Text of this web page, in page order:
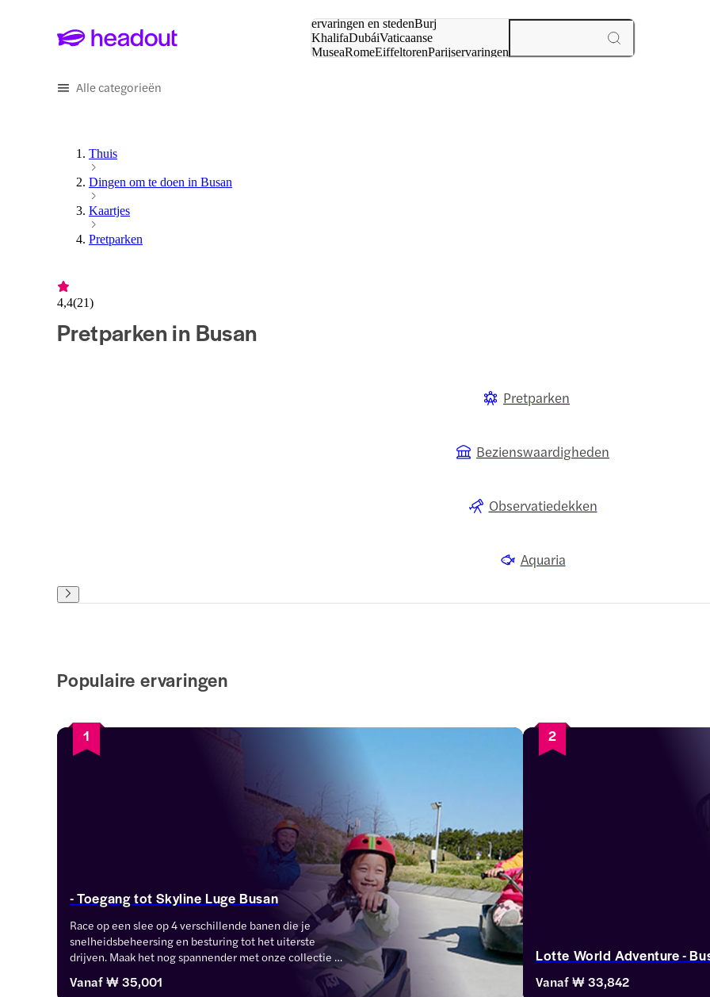
ervaringen en stedenBurj
KhalifaDubáiVaticaanse
MuseaRomeEiffeltorenParijservaringen
Alle categorieën
Thuis
Dingen om te doen in Busan
Kaartjes
Pretparken
4,4(21)
Pretparken in Busan
Pretparken
Bezienswaardigheden
Observatiedekken
Aquaria
Populaire ervaringen
1
- Toegang tot Skyline Luge Busan
Race op een slee op 4 verschillende banen die je
snelheidsbeheersing en besturing tot het uiterste
drijven. Maak het nog spannender met onze collectie
Combo's met ontspannende Skyride stoeltjesliften en
opwindende Hyfly zipline ritten.
Vanaf₩ 35,001
2
Lotte World Adventure -
Vanaf₩ 33,842